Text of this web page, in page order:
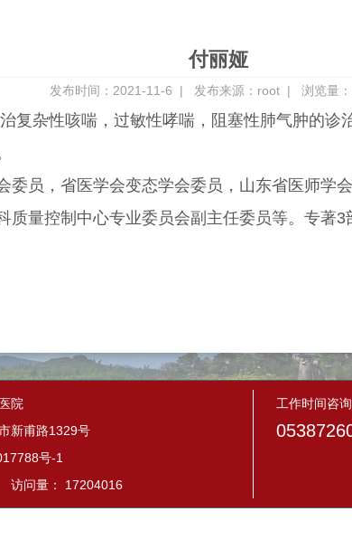
付丽娅
发布时间：2021-11-6 | 发布来源：root | 浏览量
杂性咳喘，过敏性哮喘，阻塞性肺气肿的诊
员，省医学会变态学会委员，山东省医师学
质量控制中心专业委员会副主任委员等。专著3
院
新甫路1329号
号-1
问量： 17204016
工作时间咨询